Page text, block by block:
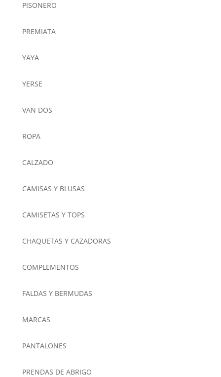
PISONERO
PREMIATA
YAYA
YERSE
VAN DOS
ROPA
CALZADO
CAMISAS Y BLUSAS
CAMISETAS Y TOPS
CHAQUETAS Y CAZADORAS
COMPLEMENTOS
FALDAS Y BERMUDAS
MARCAS
PANTALONES
PRENDAS DE ABRIGO